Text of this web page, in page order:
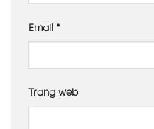
Email *
Trang web